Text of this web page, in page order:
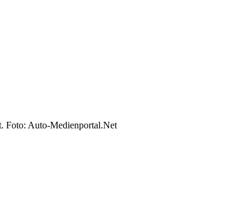
Foto: Auto-Medienportal.Net